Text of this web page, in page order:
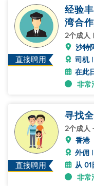
直接聘用
经验
湾合
2个成人
沙特
司机
在此
非常
直接聘用
寻找
2个成人
香港
外佣
从
非常